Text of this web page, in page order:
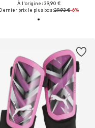
À l'origine : 39,90 €
prix le plus bas :29,93 €-6%